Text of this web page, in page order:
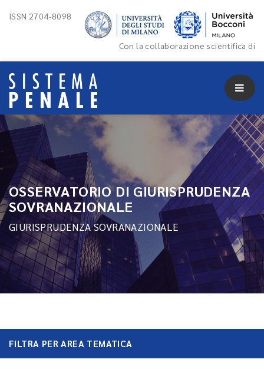
ISSN 2704-8098
Con la collaborazione scientifica di
OSSERVATORIO DI GIURISPRUDENZA
SOVRANAZIONALE
GIURISPRUDENZA SOVRANAZIONALE
FILTRA PER AREA TEMATICA